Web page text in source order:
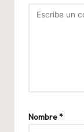
Nombre*